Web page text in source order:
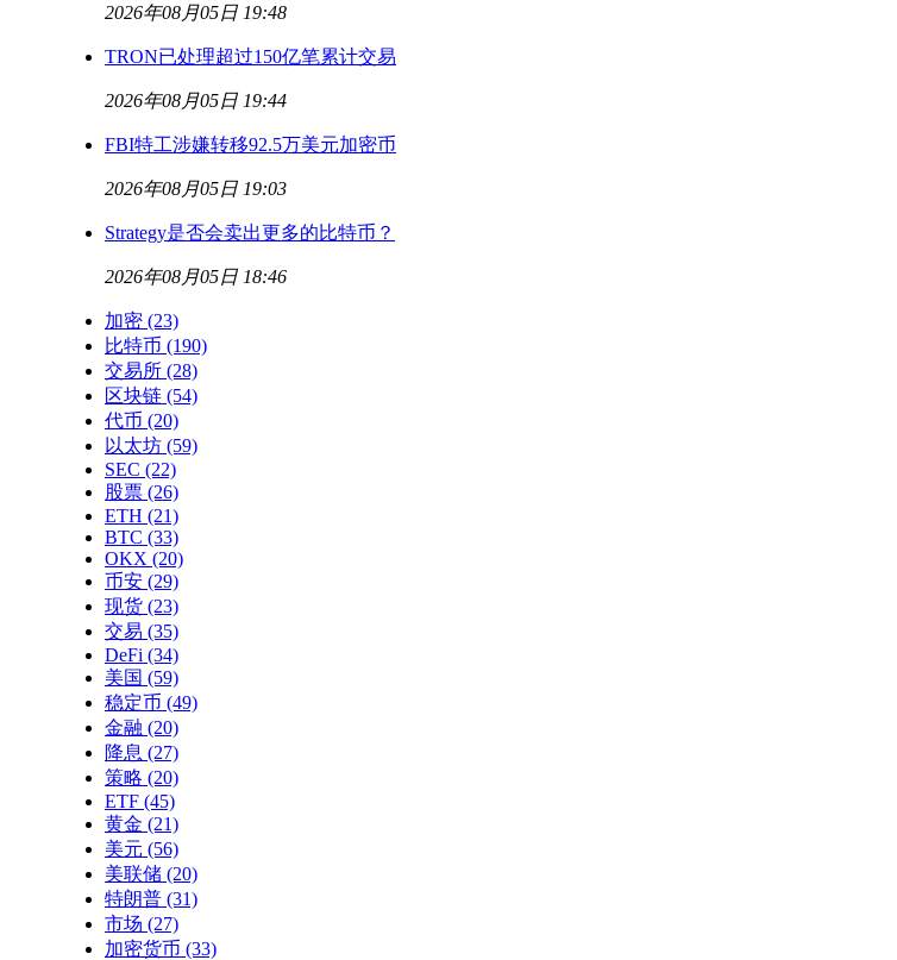
2026年08月05日 19:48
TRON已处理超过150亿笔累计交易
2026年08月05日 19:44
FBI特工涉嫌转移92.5万美元加密币
2026年08月05日 19:03
Strategy是否会卖出更多的比特币？
2026年08月05日 18:46
加密 (23)
比特币 (190)
交易所 (28)
区块链 (54)
代币 (20)
以太坊 (59)
SEC (22)
股票 (26)
ETH (21)
BTC (33)
OKX (20)
币安 (29)
现货 (23)
交易 (35)
DeFi (34)
美国 (59)
稳定币 (49)
金融 (20)
降息 (27)
策略 (20)
ETF (45)
黄金 (21)
美元 (56)
美联储 (20)
特朗普 (31)
市场 (27)
加密货币 (33)